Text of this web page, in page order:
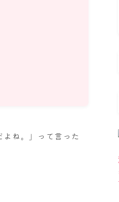
ね。」って言った